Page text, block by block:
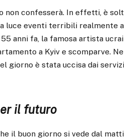
non confesserà. In effetti, è
luce eventi terribili realmente
anni fa, la famosa artista
a Kyiv e scomparve.
giorno è stata uccisa dai servizi
il futuro
il buon giorno si vede dal